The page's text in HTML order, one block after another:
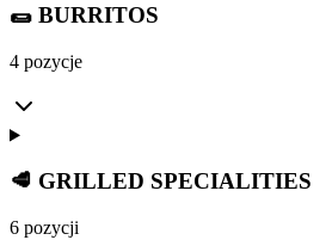
🌯 BURRITOS
4 pozycje
🥩 GRILLED SPECIALITIES
6 pozycji